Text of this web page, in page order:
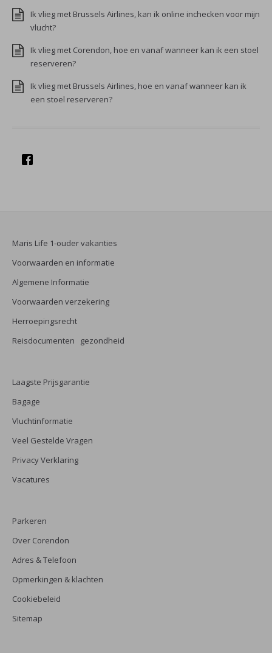
Ik vlieg met Brussels Airlines, kan ik online inchecken voor mijn
vlucht?
Ik vlieg met Corendon, hoe en vanaf wanneer kan ik een stoel
reserveren?
Ik vlieg met Brussels Airlines, hoe en vanaf wanneer kan ik
een stoel reserveren?
Maris Life 1-ouder vakanties
Voorwaarden en informatie
Algemene Informatie
Voorwaarden verzekering
Herroepingsrecht
Reisdocumenten gezondheid
Laagste Prijsgarantie
Bagage
Vluchtinformatie
Veel Gestelde Vragen
Privacy Verklaring
Vacatures
Parkeren
Over Corendon
Adres & Telefoon
Opmerkingen & klachten
Cookiebeleid
Sitemap